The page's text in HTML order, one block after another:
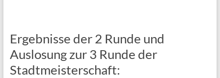
Ergebnisse der 2 Runde und
Auslosung zur 3 Runde der
Stadtmeisterschaft: